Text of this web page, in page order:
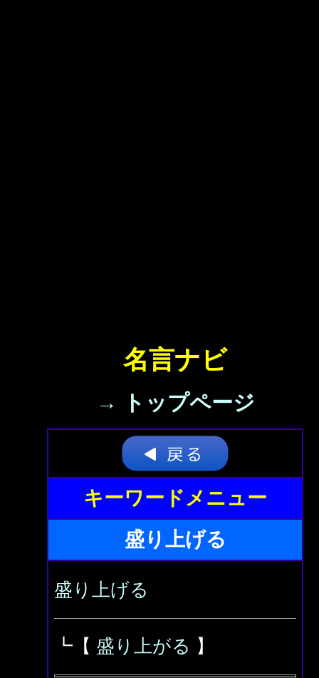
名言ナビ
→ トップページ
キーワードメニュー
盛り上げる
盛り上げる
┗【 盛り上がる 】